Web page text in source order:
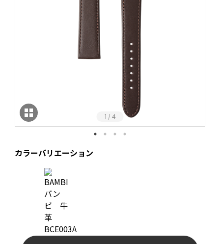
1 / 4
カラーバリエーション